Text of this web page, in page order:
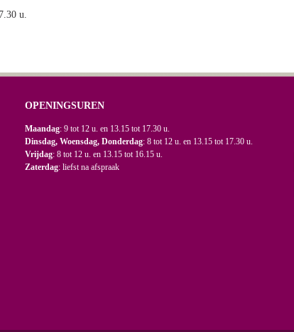
u.
OPENINGSUREN
Maandag: 9 tot 12 u. en 13.15 tot 17.30 u.
Dinsdag, Woensdag, Donderdag: 8 tot 12 u. en 13.15 tot 17.30 u.
Vrijdag: 8 tot 12 u. en 13.15 tot 16.15 u.
Zaterdag: liefst na afspraak